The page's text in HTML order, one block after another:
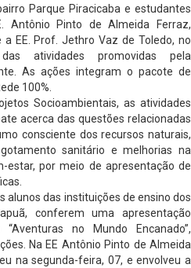
Parque Piracicaba e estudantes
Antônio Pinto de Almeida Ferraz,
EE. Prof. Jethro Vaz de Toledo, no
atividades promovidas pela
As ações integram o pacote de
100%.
Socioambientais, as atividades
acerca das questões relacionadas
consciente dos recursos naturais,
sanitário e melhorias na
estar, por meio de apresentação de
alunos das instituições de ensino dos
conferem uma apresentação
no Mundo Encanado”,
Na EE Antônio Pinto de Almeida
na segunda-feira, 07, e envolveu a